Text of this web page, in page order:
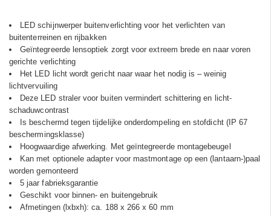
LED schijnwerper buitenverlichting voor het verlichten van
buitenterreinen en rijbakken
Geïntegreerde lensoptiek zorgt voor extreem brede en naar voren
gerichte verlichting
Het LED licht wordt gericht naar waar het nodig is – weinig
lichtvervuiling
Deze LED straler voor buiten vermindert schittering en licht-
schaduwcontrast
Is beschermd tegen tijdelijke onderdompeling en stofdicht (IP 67
beschermingsklasse)
Hoogwaardige afwerking. Met geïntegreerde montagebeugel
Kan met optionele adapter voor mastmontage op een (lantaarn-)paal
worden gemonteerd
5 jaar fabrieksgarantie
Geschikt voor binnen- en buitengebruik
Afmetingen (lxbxh): ca. 188 x 266 x 60 mm